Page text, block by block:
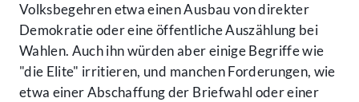
Volksbegehren etwa einen Ausbau von direkter
Demokratie oder eine öffentliche Auszählung bei
Wahlen. Auch ihn würden aber einige Begriffe wie
"die Elite" irritieren, und manchen Forderungen, wie
etwa einer Abschaffung der Briefwahl oder einer